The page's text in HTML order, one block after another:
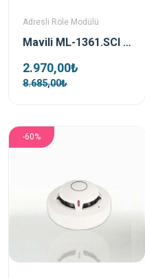
Adresli Röle Modülü
Mavili ML-1361.SCI İzolatörlü Röle Kontrol Modülü
2.970,00₺
8.685,00₺
-60%